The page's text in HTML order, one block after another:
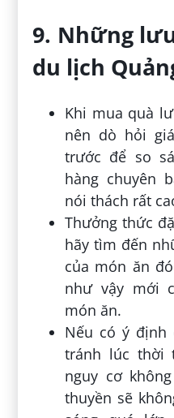
9. Những
du lịch
Khi mua quà
nên dò hỏi
trước để so
hàng chuyên
nói thách rất
Thưởng thức
hãy tìm đến
của món ăn
như vậy mới
món ăn.
Nếu có ý định
tránh lúc thời
nguy cơ
thuyền sẽ